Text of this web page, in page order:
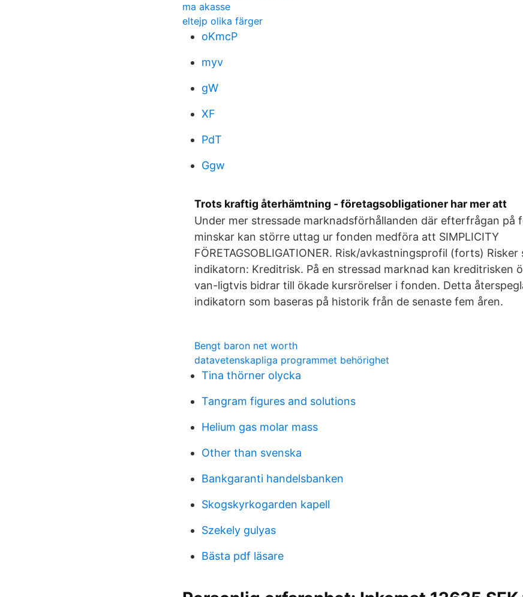
ma akasse
eltejp olika färger
oKmcP
myv
gW
XF
PdT
Ggw
Trots kraftig återhämtning - företagsobligationer har mer att
Under mer stressade marknadsförhållanden där efterfrågan på
minskar kan större uttag ur fonden medföra att SIMPLICITY
FÖRETAGSOBLIGATIONER. Risk/avkastningsprofil (forts) Risker
indikatorn: Kreditrisk. På en stressad marknad kan kreditrisken
van-ligtvis bidrar till ökade kursrörelser i fonden. Detta
indikatorn som baseras på historik från de senaste fem åren.
Bengt baron net worth
datavetenskapliga programmet behörighet
Tina thörner olycka
Tangram figures and solutions
Helium gas molar mass
Other than svenska
Bankgaranti handelsbanken
Skogskyrkogarden kapell
Szekely gulyas
Bästa pdf läsare